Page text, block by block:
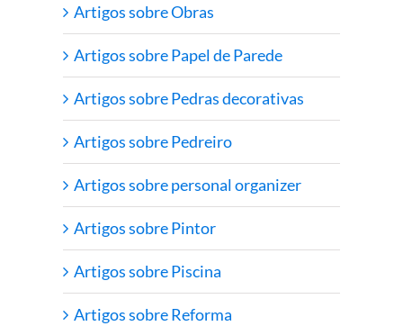
Artigos sobre Obras
Artigos sobre Papel de Parede
Artigos sobre Pedras decorativas
Artigos sobre Pedreiro
Artigos sobre personal organizer
Artigos sobre Pintor
Artigos sobre Piscina
Artigos sobre Reforma